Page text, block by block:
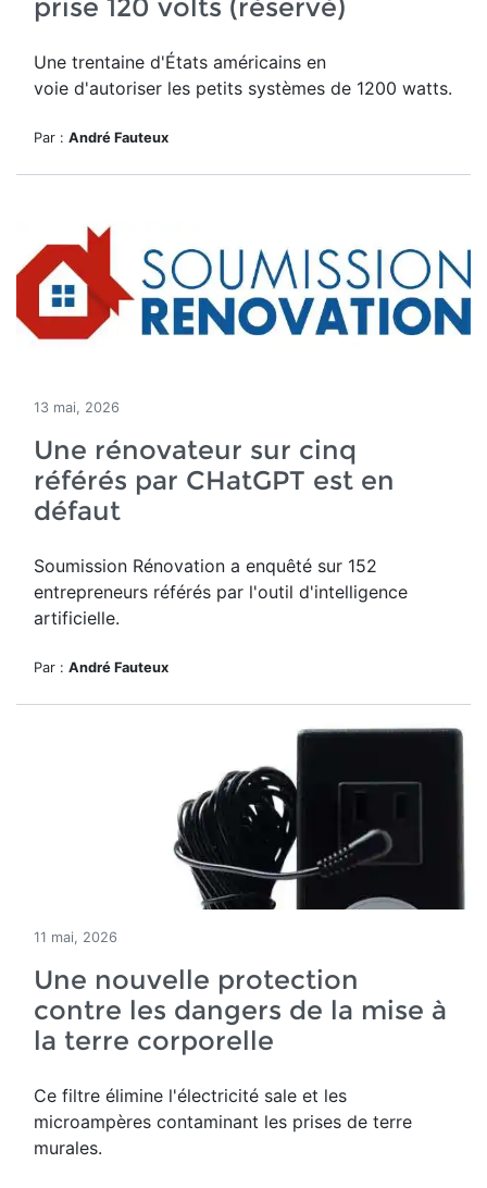
prise 120 volts (réservé)
Une trentaine d'États américains en
voie d'autoriser les petits systèmes de 1200 watts.
Par : André Fauteux
13 mai, 2026
Une rénovateur sur cinq
référés par CHatGPT est en
défaut
Soumission Rénovation a enquêté sur 152
entrepreneurs référés par l'outil d'intelligence
artificielle.
Par : André Fauteux
11 mai, 2026
Une nouvelle protection
contre les dangers de la mise à
la terre corporelle
Ce filtre élimine l'électricité sale et les
microampères contaminant les prises de terre
murales.